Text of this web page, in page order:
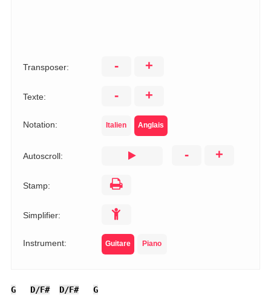
Transposer: - +
Texte: - +
Notation: Italien Anglais
Autoscroll: - +
Stamp:
Simplifier:
Instrument: Guitare Piano
G D/F# D/F# G